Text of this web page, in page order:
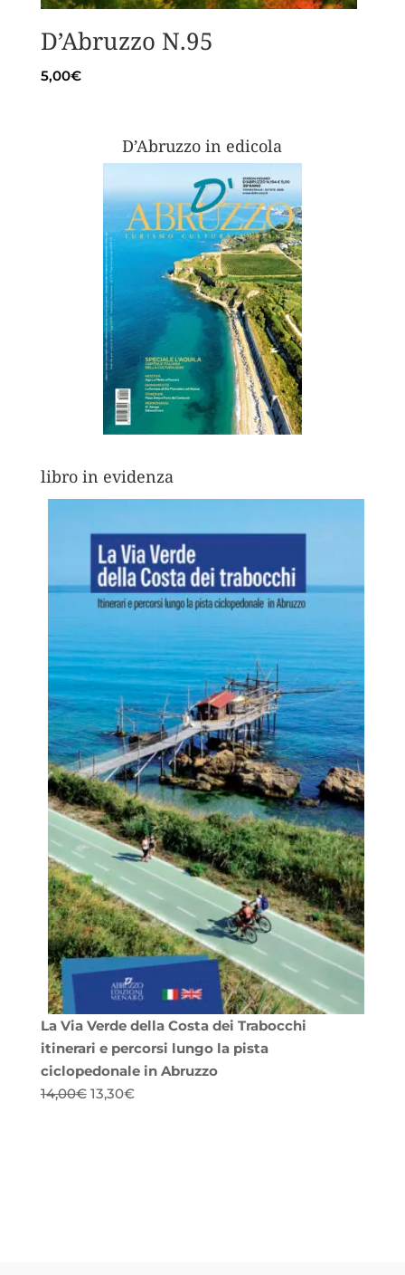
D’Abruzzo N.95
5,00€
D’Abruzzo in edicola
libro in evidenza
La Via Verde della Costa dei Trabocchi
itinerari e percorsi lungo la pista
ciclopedonale in Abruzzo
14,00€ Il
13,30€Il